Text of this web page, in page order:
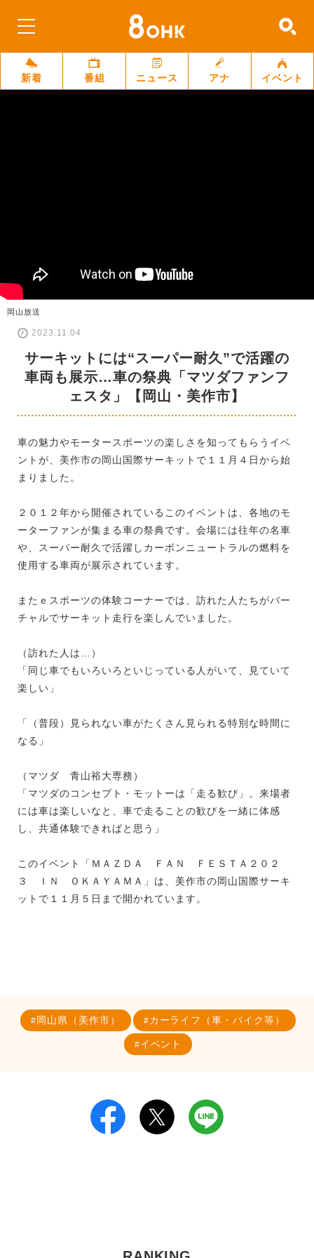
新着 番組 ニュース アナ イベント
岡山放送
2023.11.04
サーキットには“スーパー耐久”で活躍の
車両も展示…車の祭典「マツダファンフ
ェスタ」【岡山・美作市】
車の魅力やモータースポーツの楽しさを知ってもらうイベ
ントが、美作市の岡山国際サーキットで１１月４日から始
まりました。
２０１２年から開催されているこのイベントは、各地のモ
ーターファンが集まる車の祭典です。会場には往年の名車
や、スーパー耐久で活躍しカーボンニュートラルの燃料を
使用する車両が展示されています。
またｅスポーツの体験コーナーでは、訪れた人たちがバー
チャルでサーキット走行を楽しんでいました。
（訪れた人は…）
「同じ車でもいろいろといじっている人がいて、見ていて
楽しい」
「（普段）見られない車がたくさん見られる特別な時間に
なる」
（マツダ 青山裕大専務）
「マツダのコンセプト・モットーは「走る歓び」。来場者
には車は楽しいなと、車で走ることの歓びを一緒に体感
し、共通体験できればと思う」
このイベント「ＭＡＺＤＡ ＦＡＮ ＦＥＳＴＡ２０２
３ ＩＮ ＯＫＡＹＡＭＡ」は、美作市の岡山国際サーキ
ットで１１月５日まで開かれています。
岡山県（美作市） カーライフ（車・バイク等）
イベント